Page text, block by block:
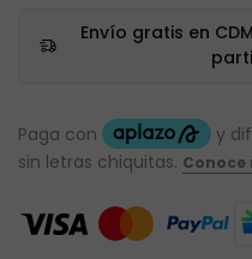
Envío gratis en